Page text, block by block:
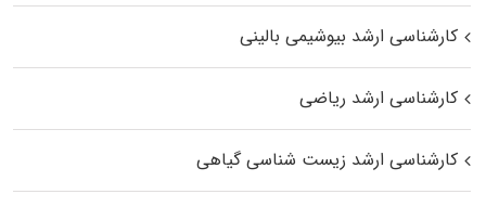
کارشناسی ارشد بیوشیمی بالینی
کارشناسی ارشد ریاضی
کارشناسی ارشد زیست‌ شناسی گیاهی